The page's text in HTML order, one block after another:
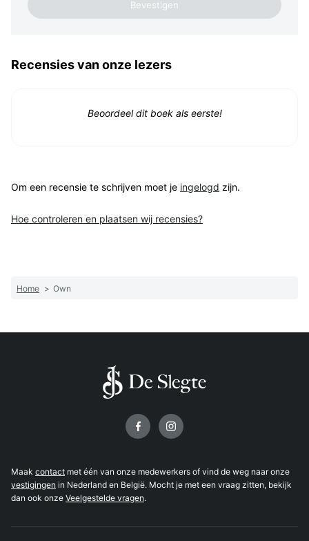
Recensies van onze lezers
Beoordeel dit boek als eerste!
Om een recensie te schrijven moet je ingelogd zijn.
Hoe controleren en plaatsen wij recensies?
Home > Own
Maak contact met één van onze medewerkers of vind de weg naar onze
vestigingen in Nederland en België. Mocht je met een vraag zitten, bekijk
dan ook onze Veelgestelde vragen.